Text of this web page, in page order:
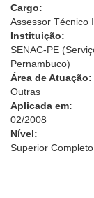
Cargo:
Assessor Técnico
Instituição:
SENAC-PE
Pernambuco)
Área de Atuação:
Outras
Aplicada em:
02/2008
Nível:
Superior Completo